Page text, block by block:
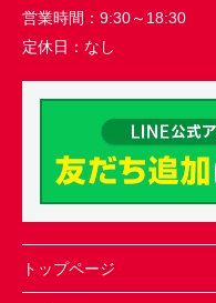
営業時間： 9:30～18:30
定休日： なし
トップページ